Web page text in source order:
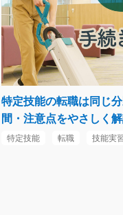
特定技能の転職は同じ
間・注意点をやさしく
特定技能 転職 技能実